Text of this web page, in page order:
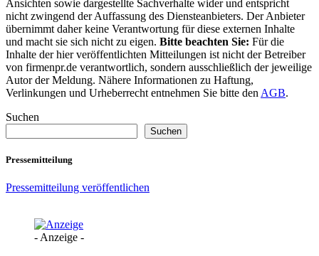
Ansichten sowie dargestellte Sachverhalte wider und entspricht
nicht zwingend der Auffassung des Diensteanbieters. Der Anbieter
übernimmt daher keine Verantwortung für diese externen Inhalte
und macht sie sich nicht zu eigen. Bitte beachten Sie: Für die
Inhalte der hier veröffentlichten Mitteilungen ist nicht der Betreiber
von firmenpr.de verantwortlich, sondern ausschließlich der jeweilige
Autor der Meldung. Nähere Informationen zu Haftung,
Verlinkungen und Urheberrecht entnehmen Sie bitte den AGB.
Suchen
Suchen
Pressemitteilung
Pressemitteilung veröffentlichen
- Anzeige -